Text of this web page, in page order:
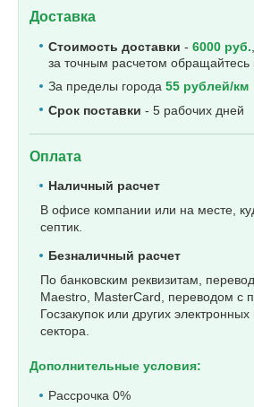
Доставка
Стоимость доставки - 6000 руб.
за точным расчетом
За пределы города 55 рублей/км
Срок поставки - 5 рабочих дней
Оплата
Наличный расчет
В офисе компании или на месте,
септик.
Безналичный расчет
По банковским реквизитам,
Maestro, MasterCard, переводом с
Госзакупок или других
сектора.
Дополнительные условия:
Рассрочка 0%